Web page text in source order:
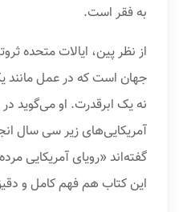
به فقر است.
از نظر پین، ایالات متحده
جهان است که در عمل
نه یک ابرقدرت. او می‌گوید
آمریکایی‌های زیر سی سال
گفته‌اند «رویای آمریکایی
این کتاب هم فهم کامل و